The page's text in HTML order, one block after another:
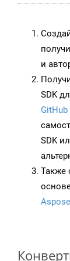
и
SDK
GitHub
SDK
Также